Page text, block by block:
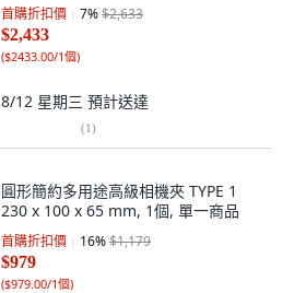
首購折扣價 7%$2,633
$2,433
($2433.00/1個)
8/12 星期三 預計送達
(1)
圓形簡約多用途高級相機夾 TYPE 1
230 x 100 x 65 mm, 1個, 單一商品
首購折扣價 16%$1,179
$979
($979.00/1個)